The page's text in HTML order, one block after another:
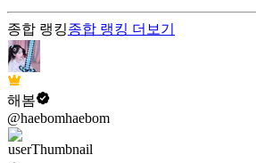
종합 랭킹종합 랭킹 더보기
해봄
@haebomhaebom